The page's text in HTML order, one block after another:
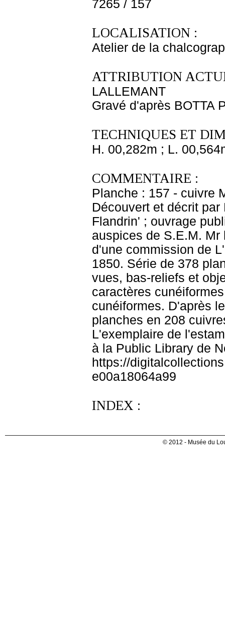
7265 / 157
LOCALISATION :
Atelier de la
ATTRIBUTION
LALLEMANT
Gravé d'après BOTTA
TECHNIQUES ET
H. 00,282m ; L.
COMMENTAIRE :
Planche : 157 - cuivre
Découvert et décrit
Flandrin' ; ouvrage
auspices de S.E.M.
d'une commission de
1850. Série de 378
vues, bas-reliefs et
caractères
cunéiformes. D'après
planches en 208
L'exemplaire de
à la Public Library de
https://
e00a18064a99
INDEX :
© 2012 - Musée du